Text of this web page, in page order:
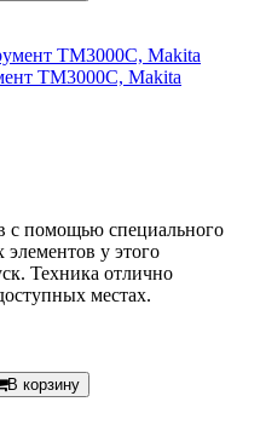
TM3000C, Makita
с помощью специального
у этого
Техника отлично
местах.
В корзину